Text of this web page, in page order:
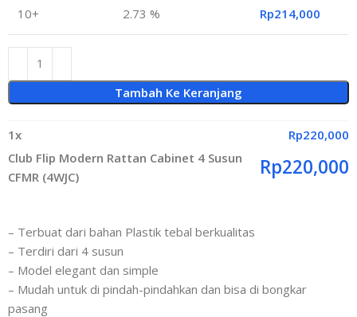
10+ 2.73 % Rp214,000
Tambah Ke Keranjang
1x Rp220,000
Club Flip Modern Rattan Cabinet 4 Susun
CFMR (4WJC)
Rp220,000
– Terbuat dari bahan Plastik tebal berkualitas
– Terdiri dari 4 susun
– Model elegant dan simple
– Mudah untuk di pindah-pindahkan dan bisa di bongkar
pasang